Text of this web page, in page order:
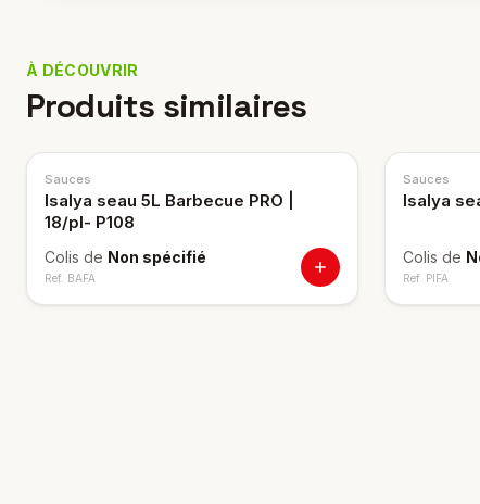
À DÉCOUVRIR
Produits similaires
Sauces
Isalya seau 5L Barbecue PRO |
18/pl- P108
Colis de Non spécifié
Ref. BAFA
Sauces
Isalya
Colis de
Ref. PIFA